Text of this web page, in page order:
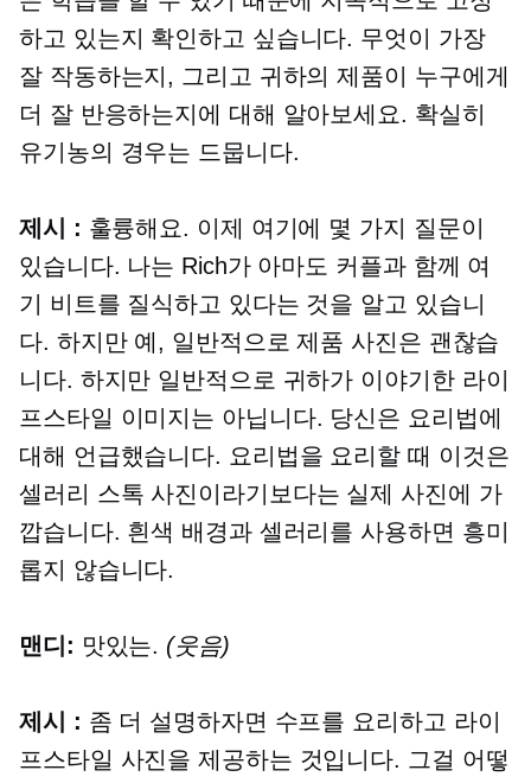
하고 있는지 확인하고 싶습니다. 무엇이 가장
잘 작동하는지, 그리고 귀하의 제품이 누구에게
더 잘 반응하는지에 대해 알아보세요. 확실히
유기농의 경우는 드뭅니다.
제시 : 훌륭해요. 이제 여기에 몇 가지 질문이
있습니다. 나는 Rich가 아마도 커플과 함께 여
기 비트를 질식하고 있다는 것을 알고 있습니
다. 하지만 예, 일반적으로 제품 사진은 괜찮습
니다. 하지만 일반적으로 귀하가 이야기한 라이
프스타일 이미지는 아닙니다. 당신은 요리법에
대해 언급했습니다. 요리법을 요리할 때 이것은
셀러리 스톡 사진이라기보다는 실제 사진에 가
깝습니다. 흰색 배경과 셀러리를 사용하면 흥미
롭지 않습니다.
맨디: 맛있는. (웃음)
제시 : 좀 더 설명하자면 수프를 요리하고 라이
프스타일 사진을 제공하는 것입니다. 그걸 어떻